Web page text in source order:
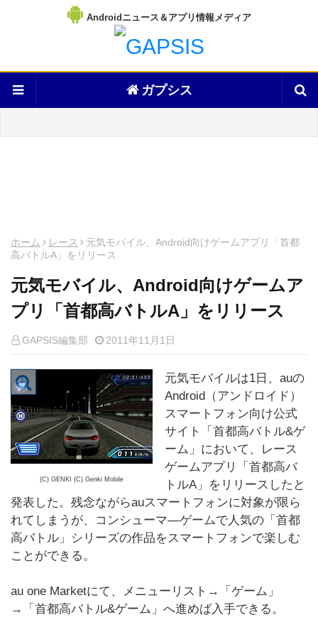
Androidニュース＆アプリ情報メディア
ガプシス
ホーム レース
元気モバイル、Android向けゲームアプリ「首都
高バトルA」をリリース
元気モバイル、Android向けゲームア
プリ「首都高バトルA」をリリース
GAPSIS編集部 2011年11月1日
(C) GENKI (C) Genki Mobile
元気モバイルは1日、auの
Android（アンドロイド）
スマートフォン向け公式
サイト「首都高バトル&ゲ
ーム」において、レース
ゲームアプリ「首都高バ
トルA」をリリースしたと
発表した。残念ながらauスマートフォンに対象が限ら
れてしまうが、コンシューマ―ゲームで人気の「首都
高バトル」シリーズの作品をスマートフォンで楽しむ
ことができる。
au one Marketにて、メニューリスト→「ゲーム」
→「首都高バトル&ゲーム」へ進めば入手できる。